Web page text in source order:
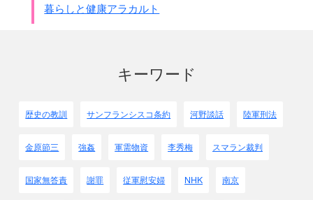
暮らしと健康アラカルト
キーワード
歴史の教訓 サンフランシスコ条約 河野談話 陸軍刑法
金原節三 強姦 軍需物資 李秀梅 スマラン裁判
国家無答責 謝罪 従軍慰安婦 NHK 南京